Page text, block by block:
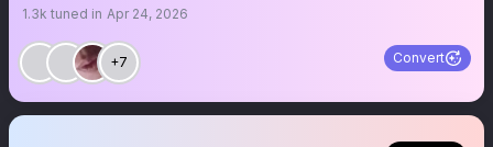
1.3k tuned in Apr 24, 2026
+7 Convert